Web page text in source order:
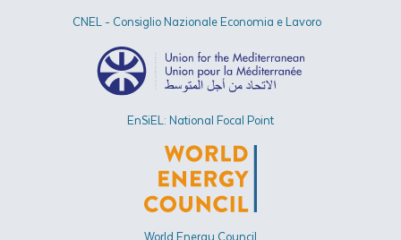
CNEL - Consiglio Nazionale Economia e Lavoro
EnSiEL: National Focal Point
World Energy Council